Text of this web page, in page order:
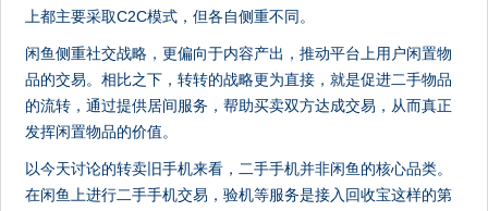
上都主要采取C2C模式，但各自侧重不同。
闲鱼侧重社交战略，更偏向于内容产出，推动平台上用户闲置物
品的交易。相比之下，转转的战略更为直接，就是促进二手物品
的流转，通过提供居间服务，帮助买卖双方达成交易，从而真正
发挥闲置物品的价值。
以今天讨论的转卖旧手机来看，二手手机并非闲鱼的核心品类。
在闲鱼上进行二手手机交易，验机等服务是接入回收宝这样的第